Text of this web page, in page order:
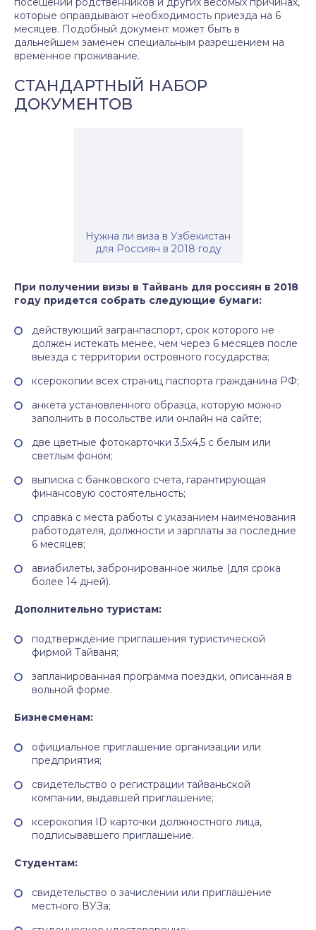
которые оправдывают необходимость приезда на 6
месяцев. Подобный документ может быть в
дальнейшем заменен специальным разрешением на
временное проживание.
СТАНДАРТНЫЙ НАБОР
ДОКУМЕНТОВ
Нужна ли виза в Узбекистан
для Россиян в 2018 году
При получении визы в Тайвань для россиян в 2018
году придется собрать следующие бумаги:
действующий загранпаспорт, срок которого не
должен истекать менее, чем через 6 месяцев после
выезда с территории островного государства;
ксерокопии всех страниц паспорта гражданина РФ;
анкета установленного образца, которую можно
заполнить в посольстве или онлайн на сайте;
две цветные фотокарточки 3,5х4,5 с белым или
светлым фоном;
выписка с банковского счета, гарантирующая
финансовую состоятельность;
справка с места работы с указанием наименования
работодателя, должности и зарплаты за последние
6 месяцев;
авиабилеты, забронированное жилье (для срока
более 14 дней).
Дополнительно туристам:
подтверждение приглашения туристической
фирмой Тайваня;
запланированная программа поездки, описанная в
вольной форме.
Бизнесменам:
официальное приглашение организации или
предприятия;
свидетельство о регистрации тайваньской
компании, выдавшей приглашение;
ксерокопия ID карточки должностного лица,
подписывавшего приглашение.
Студентам:
свидетельство о зачислении или приглашение
местного ВУЗа;